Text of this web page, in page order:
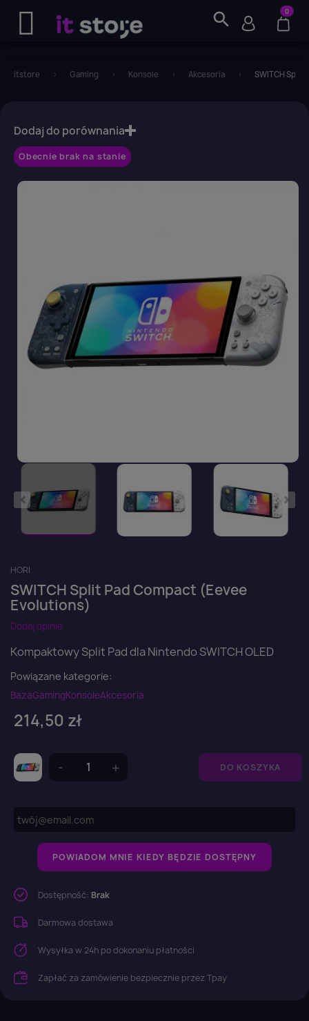
search 0
itstore Gaming Konsole Akcesoria SWITCH Split
Obecnie brak na stanie
HORI
SWITCH Split Pad Compact (Eevee
Evolutions)
Dodaj opinie
Kompaktowy Split Pad dla Nintendo SWITCH OLED
Powiązane kategorie:
BazaGamingKonsoleAkcesoria
214,50 zł
DO KOSZYKA
Dodaj do porównania
POWIADOM MNIE KIEDY BĘDZIE DOSTĘPNY
Dostępność: Brak
Darmowa dostawa
Wysyłka w 24h po dokonaniu płatności
Zapłać za zamówienie bezpiecznie przez Tpay